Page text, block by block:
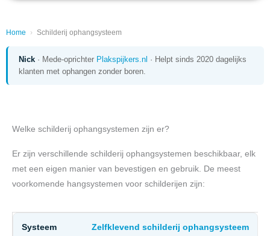
Home › Schilderij ophangsysteem
Nick · Mede-oprichter Plakspijkers.nl · Helpt sinds 2020 dagelijks
klanten met ophangen zonder boren.
Welke schilderij ophangsystemen zijn er?
Er zijn verschillende schilderij ophangsystemen beschikbaar, elk
met een eigen manier van bevestigen en gebruik. De meest
voorkomende hangsystemen voor schilderijen zijn:
Zelfklevend schilderij ophangsysteem